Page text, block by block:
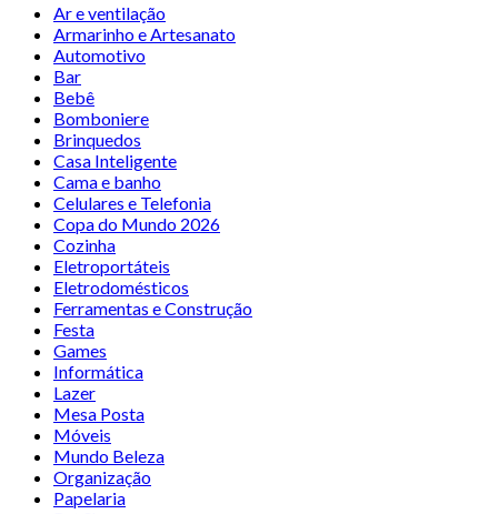
Ar e ventilação
Armarinho e Artesanato
Automotivo
Bar
Bebê
Bomboniere
Brinquedos
Casa Inteligente
Cama e banho
Celulares e Telefonia
Copa do Mundo 2026
Cozinha
Eletroportáteis
Eletrodomésticos
Ferramentas e Construção
Festa
Games
Informática
Lazer
Mesa Posta
Móveis
Mundo Beleza
Organização
Papelaria